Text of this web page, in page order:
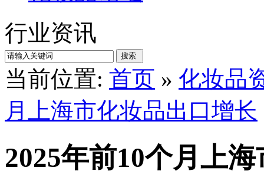
行业资讯
当前位置: 首页 » 化妆品
月上海市化妆品出口增长
2025年前10个月上